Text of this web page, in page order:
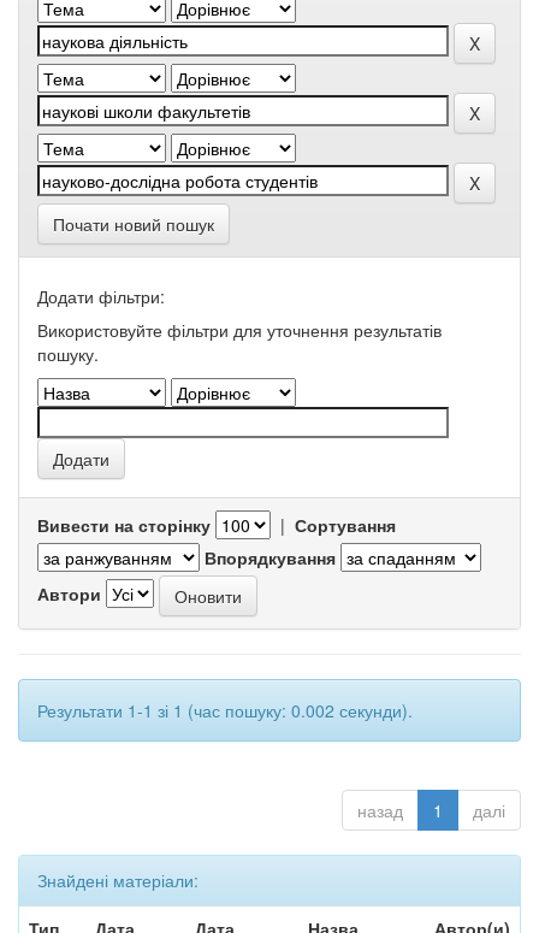
Почати новий пошук
Додати фільтри:
Використовуйте фільтри для уточнення результатів
пошуку.
Вивести на сторінку | Сортування
Впорядкування
Автори
Результати 1-1 зі 1 (час пошуку: 0.002 секунди).
назад 1 далі
Знайдені матеріали:
Тип
Дата
Дата
Назва Автор(и)